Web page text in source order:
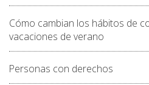
Cómo cambian los hábitos de
vacaciones de verano
Personas con derechos